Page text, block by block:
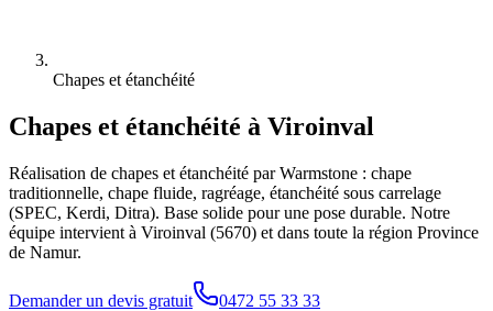
Chapes et étanchéité
Chapes et étanchéité à Viroinval
Réalisation de chapes et étanchéité par Warmstone : chape
traditionnelle, chape fluide, ragréage, étanchéité sous carrelage
(SPEC, Kerdi, Ditra). Base solide pour une pose durable. Notre
équipe intervient à Viroinval (5670) et dans toute la région Province
de Namur.
Demander un devis gratuit 0472 55 33 33